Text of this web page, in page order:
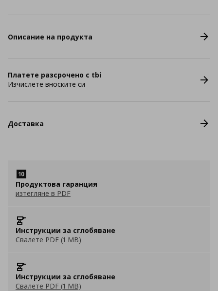
Описание на продукта
Платете разсрочено с tbi
Изчислете вноските си
Доставка
Продуктова гаранция
изтегляне в PDF
Инструкции за сглобяване
Свалете PDF (1 MB)
Инструкции за сглобяване
Свалете PDF (1 MB)